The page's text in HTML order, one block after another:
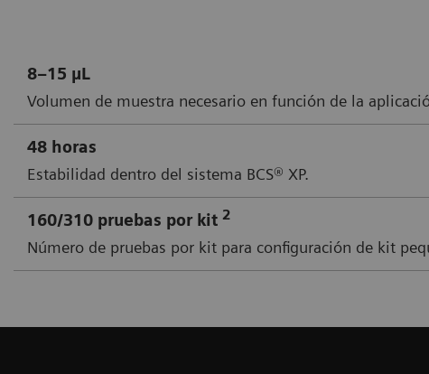
8–15 µL
Volumen de muestra necesario en función de la
48 horas
Estabilidad dentro del sistema BCS® XP.
160/310 pruebas por kit 2
Número de pruebas por kit para configuración de kit